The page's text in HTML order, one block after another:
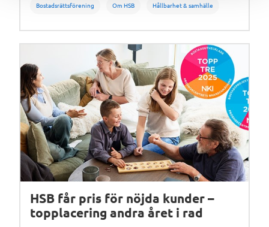
Bostadsrättsförening Om HSB Hållbarhet & samhälle
HSB får pris för nöjda kunder –
topplacering andra året i rad